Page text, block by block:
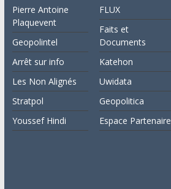
Pierre Antoine
Plaquevent
Geopolintel
Arrêt sur info
Les Non Alignés
Stratpol
Youssef Hindi
FLUX
Faits et
Documents
Katehon
Uwidata
Geopolitica
Espace Partenaire